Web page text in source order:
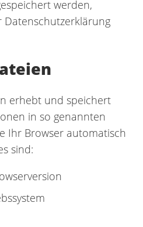
werden,
Datenschutzerklärung
erhebt und speichert
in so genannten
Ihr Browser automatisch
sind: